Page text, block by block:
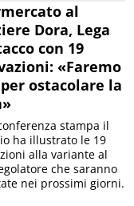
al
Dora, Lega
con 19
«Faremo
ostacolare la
stampa il
ha illustrato le 19
alla variante al
che saranno
nei prossimi giorni.